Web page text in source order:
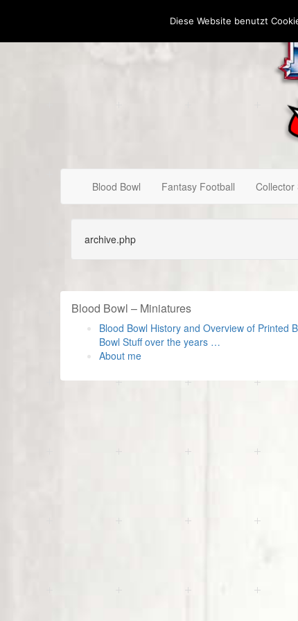
Blood Bowl Fantasy Football Collector
archive.php
Blood Bowl – Miniatures
Blood Bowl History and Overview of Printed
Bowl Stuff over the years …
About me
Diese Website benutzt